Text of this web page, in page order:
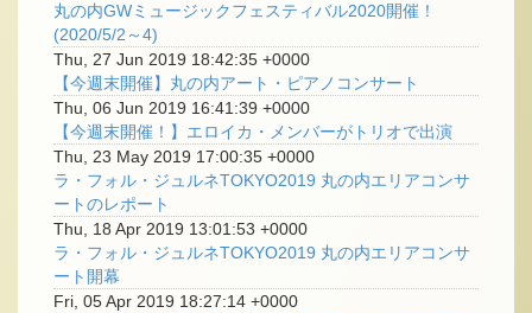
丸の内GWミュージックフェスティバル2020開催！
(2020/5/2～4)
Thu, 27 Jun 2019 18:42:35 +0000
【今週末開催】丸の内アート・ピアノコンサート
Thu, 06 Jun 2019 16:41:39 +0000
【今週末開催！】エロイカ・メンバーがトリオで出演
Thu, 23 May 2019 17:00:35 +0000
ラ・フォル・ジュルネTOKYO2019 丸の内エリアコンサ
ートのレポート
Thu, 18 Apr 2019 13:01:53 +0000
ラ・フォル・ジュルネTOKYO2019 丸の内エリアコンサ
ート開幕
Fri, 05 Apr 2019 18:27:14 +0000